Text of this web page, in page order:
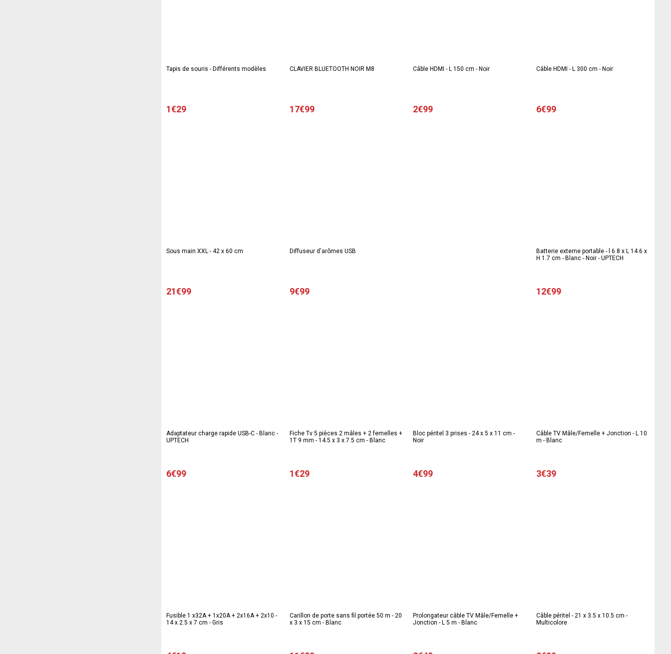
Tapis de souris - Différents modèles
1€29
CLAVIER BLUETOOTH NOIR M8
17€99
Câble HDMI - L 150 cm - Noir
2€99
Câble HDMI - L 300 cm - Noir
6€99
Sous main XXL - 42 x 60 cm
21€99
Diffuseur d'arômes USB
9€99
Batterie externe portable - l 6.8 x L 14.6 x
H 1.7 cm - Blanc - Noir - UPTECH
12€99
Adaptateur charge rapide USB-C - Blanc -
UPTECH
6€99
Fiche Tv 5 pièces 2 mâles + 2 femelles +
1T 9 mm - 14.5 x 3 x 7.5 cm - Blanc
1€29
Bloc péritel 3 prises - 24 x 5 x 11 cm -
Noir
4€99
Câble TV Mâle/Femelle + Jonction - L 10
m - Blanc
3€39
Fusible 1 x32A + 1x20A + 2x16A + 2x10 -
14 x 2.5 x 7 cm - Gris
Carillon de porte sans fil portée 50 m - 20
x 3 x 15 cm - Blanc
Prolongateur câble TV Mâle/Femelle +
Jonction - L 5 m - Blanc
Câble péritel - 21 x 3.5 x 10.5 cm -
Multicolore